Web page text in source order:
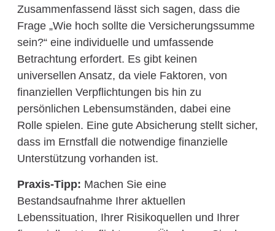
Zusammenfassend lässt sich sagen, dass die
Frage „Wie hoch sollte die Versicherungssumme
sein?“ eine individuelle und umfassende
Betrachtung erfordert. Es gibt keinen
universellen Ansatz, da viele Faktoren, von
finanziellen Verpflichtungen bis hin zu
persönlichen Lebensumständen, dabei eine
Rolle spielen. Eine gute Absicherung stellt sicher,
dass im Ernstfall die notwendige finanzielle
Unterstützung vorhanden ist.
Praxis-Tipp: Machen Sie eine
Bestandsaufnahme Ihrer aktuellen
Lebenssituation, Ihrer Risikoquellen und Ihrer